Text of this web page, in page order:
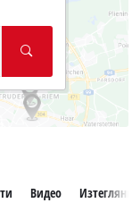
Видео Изтегляния